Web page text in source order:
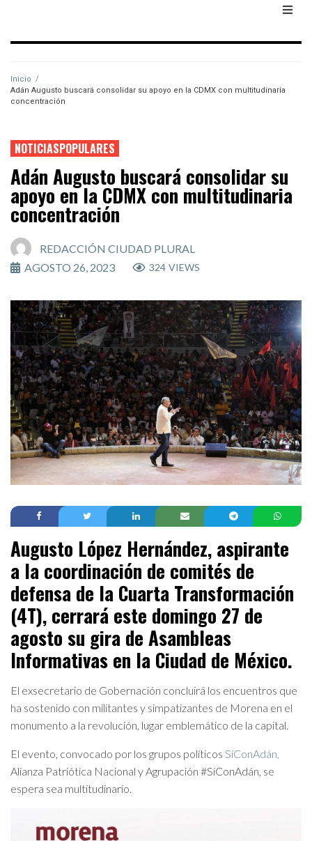
Inicio /
Adán Augusto buscará consolidar su apoyo en la CDMX con multitudinaria
concentración
NOTICIASPOPULARES
Adán Augusto buscará consolidar su
apoyo en la CDMX con multitudinaria
concentración
REDACCIÓN CIUDAD PLURAL
AGOSTO 26, 2023
324 VIEWS
Augusto López Hernández, aspirante
a la coordinación de comités de
defensa de la Cuarta Transformación
(4T), cerrará este domingo 27 de
agosto su gira de Asambleas
Informativas en la Ciudad de México.
El exsecretario de Gobernación concluirá los encuentros que
ha sostenido con militantes y simpatizantes de Morena en el
monumento a la revolución, lugar emblemático de la capital.
El evento, convocado por los grupos políticos SíConAdán,
Alianza Patriótica Nacional y Agrupación #SíConAdán, se
espera sea multitudinario.